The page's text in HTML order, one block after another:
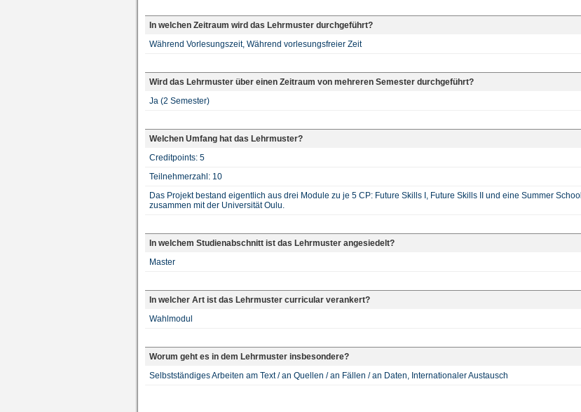
In welchen Zeitraum wird das Lehrmuster durchgeführt?
Während Vorlesungszeit, Während vorlesungsfreier Zeit
Wird das Lehrmuster über einen Zeitraum von mehreren Semester durchgeführt?
Ja (2 Semester)
Welchen Umfang hat das Lehrmuster?
Creditpoints: 5
Teilnehmerzahl: 10
Das Projekt bestand eigentlich aus drei Module zu je 5 CP: Future Skills I, Future Skills II und eine Summer School
zusammen mit der Universität Oulu.
In welchem Studienabschnitt ist das Lehrmuster angesiedelt?
Master
In welcher Art ist das Lehrmuster curricular verankert?
Wahlmodul
Worum geht es in dem Lehrmuster insbesondere?
Selbstständiges Arbeiten am Text / an Quellen / an Fällen / an Daten, Internationaler Austausch